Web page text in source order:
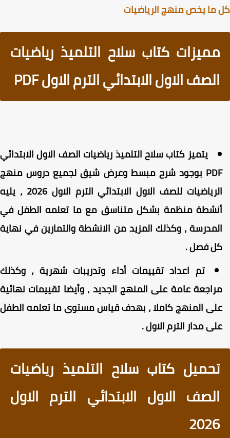
يخص منهج الرياضيات
مميزات كتاب سلاح التلميذ رياضيات
الصف الاول الابتدائي الترم الاول PDF
يتميز كتاب سلاح التلميذ رياضيات الصف الاول الابتدائي
PDF بوجود شرح مبسط وعرض شيق لجميع دروس منهج
الرياضيات للصف الاول الابتدائي الترم الاول 2026 ، يليه
منظمة بشكل متناسق مع ما تعلمه الطفل في
، وكذلك المزيد من الانشطة والتمارين في نهاية
فصل .
تم اعداد تقييمات أداء وتدريبات شهرية ، وكذلك
عامة على المنهج الجديد ، وأيضا تقييمات نهائية
المنهج كاملا ، بهدف قياس مستوى ما تعلمه الطفل
مدار الترم الاول .
تحميل كتاب سلاح التلميذ رياضيات
الصف الاول الابتدائي الترم الاول
2026